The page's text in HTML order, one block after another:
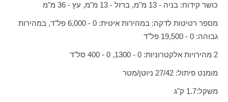
כושר קידוח: בניה - 13 מ"מ, ברזל - 13 מ"מ, עץ - 36 מ"מ
מספר רטיטות לדקה: במהירות איטית: 0 - 6,000 פל"ד, במהירות
גבוהה: 0 - 19,500 פל"ד
2 מהירויות אלקטרוניות: 0 - 1300, 0 - 400 סל"ד
מומנט פיתול: 27/42 ניוטן/מטר
משקל:1.7 ק"ג